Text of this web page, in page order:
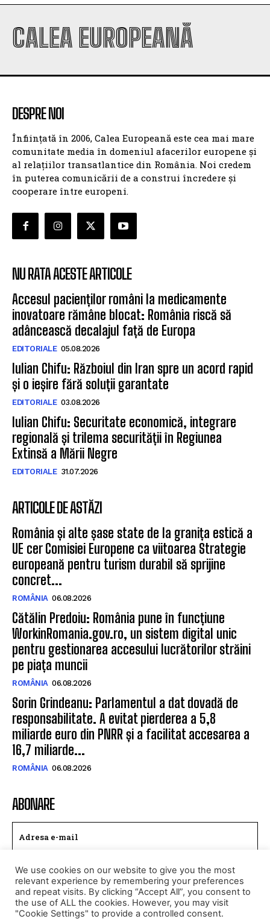
CALEA EUROPEANĂ
DESPRE NOI
Înființată în 2006, Calea Europeană este cea mai mare
comunitate media în domeniul afacerilor europene și
al relațiilor transatlantice din România. Noi credem
în puterea comunicării de a construi încredere și
cooperare între europeni.
NU RATA ACESTE ARTICOLE
Accesul pacienților români la medicamente
inovatoare rămâne blocat: România riscă să
adâncească decalajul față de Europa
EDITORIALE 05.08.2026
Iulian Chifu: Războiul din Iran spre un acord rapid
și o ieșire fără soluții garantate
EDITORIALE 03.08.2026
Iulian Chifu: Securitate economică, integrare
regională și trilema securității în Regiunea
Extinsă a Mării Negre
EDITORIALE 31.07.2026
ARTICOLE DE ASTĂZI
România și alte șase state de la granița estică a
UE cer Comisiei Europene ca viitoarea Strategie
europeană pentru turism durabil să sprijine
concret...
ROMÂNIA 06.08.2026
Cătălin Predoiu: România pune în funcțiune
WorkinRomania.gov.ro, un sistem digital unic
pentru gestionarea accesului lucrătorilor străini
pe piața muncii
ROMÂNIA 06.08.2026
Sorin Grindeanu: Parlamentul a dat dovadă de
responsabilitate. A evitat pierderea a 5,8
miliarde euro din PNRR și a facilitat accesarea a
16,7 miliarde...
ROMÂNIA 06.08.2026
ABONARE
TRIMITE
Am citit si accept Politica de confidentialitate.
We use cookies on our website to give you the most
relevant experience by remembering your preferences
and repeat visits. By clicking “Accept All”, you consent to
the use of ALL the cookies. However, you may visit
"Cookie Settings" to provide a controlled consent.